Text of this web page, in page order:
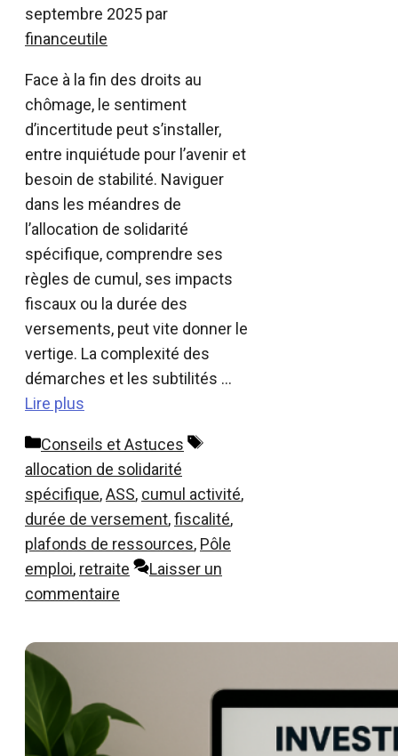
septembre 2025 par
financeutile
Face à la fin des droits au
chômage, le sentiment
d’incertitude peut s’installer,
entre inquiétude pour l’avenir et
besoin de stabilité. Naviguer
dans les méandres de
l’allocation de solidarité
spécifique, comprendre ses
règles de cumul, ses impacts
fiscaux ou la durée des
versements, peut vite donner le
vertige. La complexité des
démarches et les subtilités …
Lire plus
Catégories
Conseils et Astuces
Étiquettes
allocation de solidarité
spécifique,ASS, cumul activité,
durée de versement,fiscalité,
plafonds de ressources, Pôle
emploi, retraite
Laisser un
commentaire